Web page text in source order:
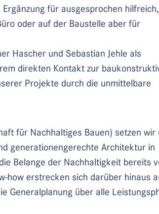
für ausgesprochen
oder auf der Baustelle aber für
Hascher und Sebastian Jehle als
direkten Kontakt zur
Projekte durch die unmittelbare
für Nachhaltiges Bauen) setzen wir
generationengerechte Architektur in
Belange der Nachhaltigkeit bereits
how erstrecken sich darüber hinaus
Generalplanung über alle